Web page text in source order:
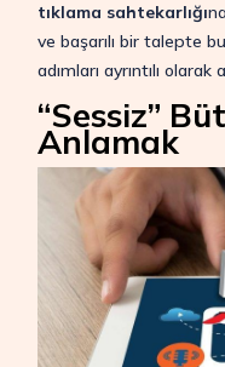
tıklama sahtekarlığı
ve başarılı bir talepte
adımları ayrıntılı olarak
“Sessiz”
Anlamak